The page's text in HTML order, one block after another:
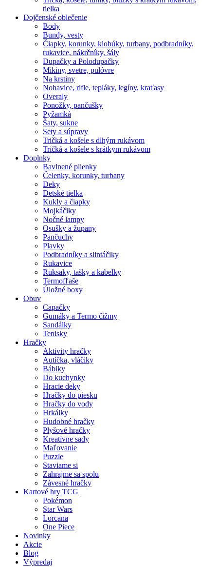
tielka
Dojčenské oblečenie
Body
Bundy, vesty
Čiapky, korunky, klobúky, turbany, podbradníky,
rukavice, nákrčníky, šály
Dupačky a Polodupačky
Mikiny, svetre, pulóvre
Na krstiny
Nohavice, rifle, tepláky, legíny, kraťasy
Overaly
Ponožky, pančušky
Pyžamká
Šaty, sukne
Sety a súpravy
Tričká a košele s dlhým rukávom
Tričká a košele s krátkym rukávom
Doplnky
Bavlnené plienky
Čelenky, korunky, turbany
Deky
Detské tielka
Kukly a čiapky
Mojkáčiky
Nočné lampy
Osušky a župany
Pančuchy
Plavky
Podbradníky a slintáčiky
Rukavice
Ruksaky, tašky a kabelky
Termofľaše
Úložné boxy
Obuv
Capačky
Gumáky a Termo čižmy
Sandálky
Tenisky
Hračky
Aktivity hračky
Autíčka, vláčiky
Bábiky
Do kuchynky
Hracie deky
Hračky do piesku
Hračky do vody
Hrkálky
Hudobné hračky
Plyšové hračky
Kreatívne sady
Maľovanie
Puzzle
Staviame si
Zahrajme sa spolu
Závesné hračky
Kartové hry TCG
Pokémon
Star Wars
Lorcana
One Piece
Novinky
Akcie
Blog
Výpredaj